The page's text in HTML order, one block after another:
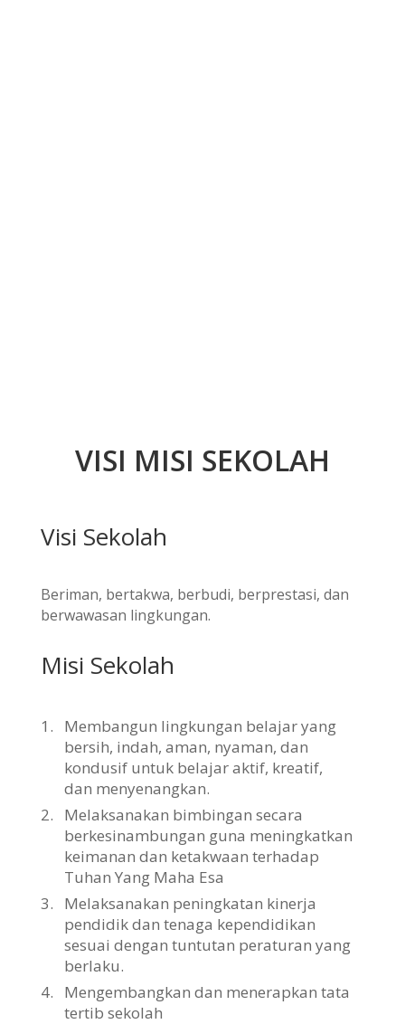
VISI MISI SEKOLAH
Visi Sekolah
Beriman, bertakwa, berbudi, berprestasi, dan
berwawasan lingkungan.
Misi Sekolah
1.
Membangun lingkungan belajar yang
bersih, indah, aman, nyaman, dan
kondusif untuk belajar aktif, kreatif,
dan menyenangkan.
2.
Melaksanakan bimbingan secara
berkesinambungan guna meningkatkan
keimanan dan ketakwaan terhadap
Tuhan Yang Maha Esa
3.
Melaksanakan peningkatan kinerja
pendidik dan tenaga kependidikan
sesuai dengan tuntutan peraturan yang
berlaku.
4.
Mengembangkan dan menerapkan tata
tertib sekolah